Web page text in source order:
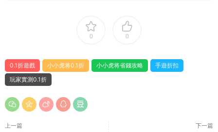
0 0
0.1折遊戲 小小虎将0.1折 小小虎将省錢攻略
手遊折扣
玩家實測0.1折
上一篇 下一篇